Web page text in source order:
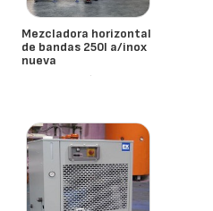
Mezcladora horizontal
de bandas 250l a/inox
nueva
- España